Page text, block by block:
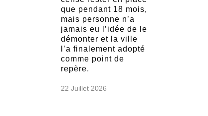
que pendant 18 mois,
mais personne n’a
jamais eu l’idée de le
démonter et la ville
l’a finalement adopté
comme point de
repère.
22 Juillet 2026